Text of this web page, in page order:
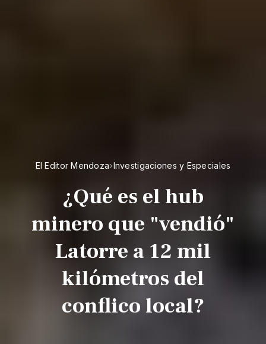
El Editor Mendoza›Investigaciones y Especiales
¿Qué es el hub
minero que "vendió"
Latorre a 12 mil
kilómetros del
conflico local?